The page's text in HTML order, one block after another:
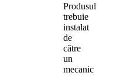
Produsul
trebuie
instalat
de
către
un
mecanic